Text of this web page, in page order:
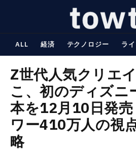
ALL 経済 テクノロジー ラ
Z世代人気クリエ
こ、初のディズニ
本を12月10日発
ワー410万人の視
略